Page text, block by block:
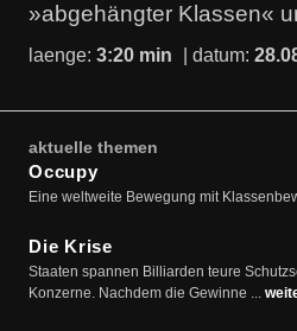
»abgehängter Klassen«
laenge: 3:20 min | datum:
aktuelle themen
Occupy
Eine weltweite Bewegung mit
Die Krise
Staaten spannen Billiarden teure
Konzerne. Nachdem die Gewinne ...